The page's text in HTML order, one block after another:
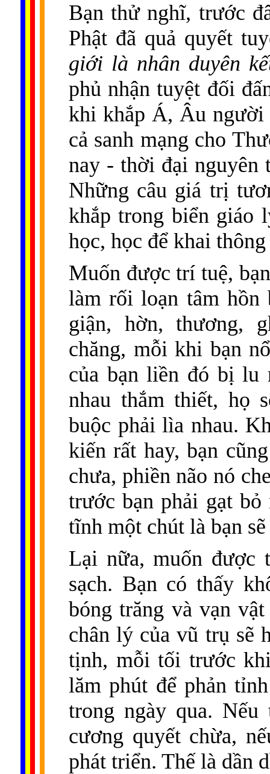
Bạn thử nghĩ, trước
Phật đã quả quyết
giới là nhân duyên
phủ nhận tuyệt đối
khi khắp Á, Âu người
cả sanh mạng cho
nay - thời đại nguyên
Những câu giá trị
khắp trong biển giáo
học, học để khai
Muốn được trí tuệ,
làm rối loạn tâm hồn
giận, hờn, thương,
chăng, mỗi khi bạn
của bạn liền đó bị lu
nhau thắm thiết, họ
buộc phải lìa nhau.
kiến rất hay, bạn
chưa, phiền não nó
trước bạn phải gạt
tĩnh một chút là bạn
Lại nữa, muốn được
sạch. Bạn có thấy
bóng trăng và vạn
chân lý của vũ trụ sẽ
tịnh, mỗi tối trước
lăm phút để phản
trong ngày qua.
cương quyết chừa,
phát triển. Thế là dần